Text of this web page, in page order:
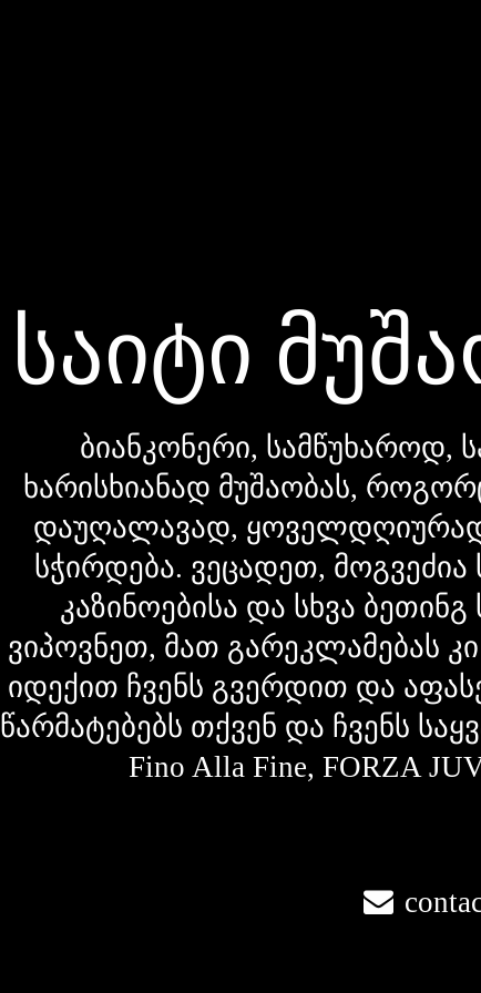
საიტი
ბიანკონერი, სამწუხაროდ,
ხარისხიანად მუშაობას,
დაუღალავად,
სჭირდება. ვეცადეთ,
კაზინოებისა და სხვა
ვიპოვნეთ, მათ გარეკლამებას
იდექით ჩვენს გვერდით და
წარმატებებს თქვენ და ჩვენს
Fino Alla Fine, FORZA